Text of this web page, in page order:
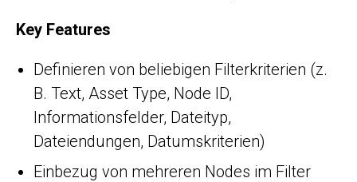
Key Features
Definieren von beliebigen Filterkriterien (z.
B. Text, Asset Type, Node ID,
Informationsfelder, Dateityp,
Dateiendungen, Datumskriterien)
Einbezug von mehreren Nodes im Filter